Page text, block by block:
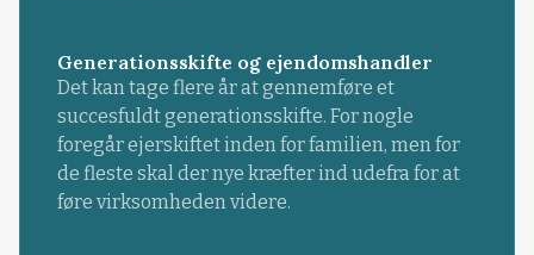
Generationsskifte og ejendomshandler
Det kan tage flere år at gennemføre et
succesfuldt generationsskifte. For nogle
foregår ejerskiftet inden for familien, men for
de fleste skal der nye kræfter ind udefra for at
føre virksomheden videre.